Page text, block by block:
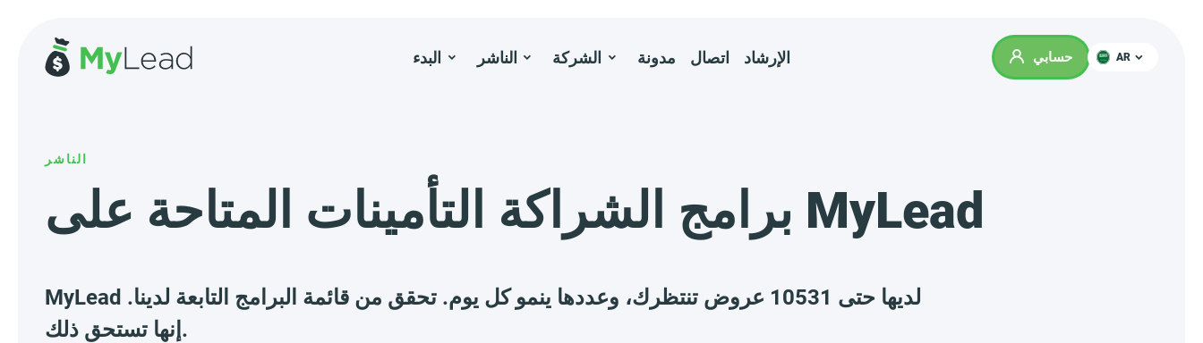
البدء الناشر الشركة مدونة اتصال الإرشاد حسابي AR
الناشر
برامج الشراكة التأمينات المتاحة على MyLead
MyLead لديها حتى 10531 عروض تنتظرك، وعددها ينمو كل يوم. تحقق من قائمة البرامج التابعة لدينا.
إنها تستحق ذلك.